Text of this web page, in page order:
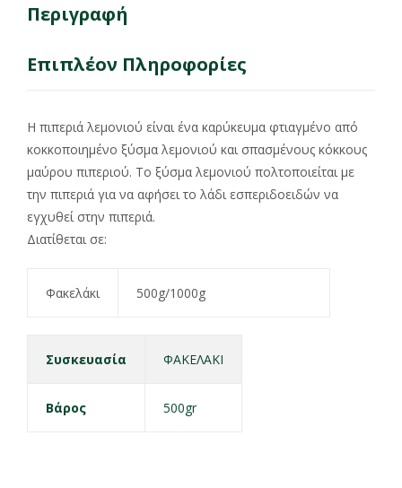
Περιγραφή
Επιπλέον Πληροφορίες
Η πιπεριά λεμονιού είναι ένα καρύκευμα φτιαγμένο από
κοκκοποιημένο ξύσμα λεμονιού και σπασμένους κόκκους
μαύρου πιπεριού. Το ξύσμα λεμονιού πολτοποιείται με
την πιπεριά για να αφήσει το λάδι εσπεριδοειδών να
εγχυθεί στην πιπεριά.
Διατίθεται σε:
Φακελάκι 500g/1000g
Συσκευασία ΦΑΚΕΛΑΚΙ
Βάρος 500gr